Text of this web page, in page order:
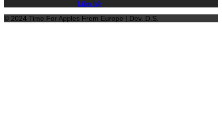
Liên hệ
© 2024 Time For Apples From Europe | Dev. D.S.